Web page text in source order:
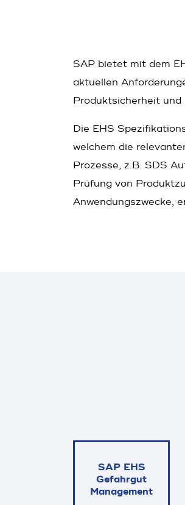
SAP bietet mit dem
aktuellen
Produktsicherheit und
Die EHS
welchem die
Prozesse, z.B. SDS
Prüfung von
Anwendungszwecke,
SAP EHS
Gefahrgut
Manage­ment